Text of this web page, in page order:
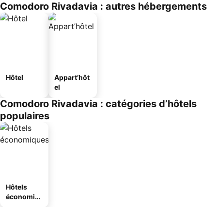
Comodoro Rivadavia : autres hébergements
Hôtel
Appart’hôt
el
Comodoro Rivadavia : catégories d’hôtels
populaires
Hôtels
économiq